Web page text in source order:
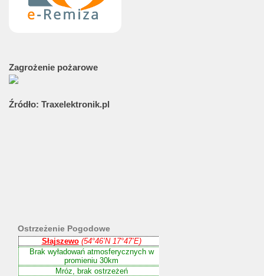
Zagrożenie pożarowe
Źródło: Traxelektronik.pl
Ostrzeżenie Pogodowe